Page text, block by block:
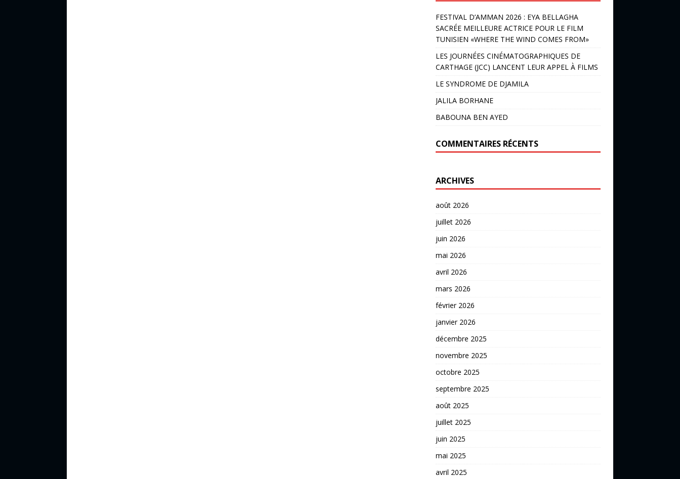
FESTIVAL D’AMMAN 2026 : EYA BELLAGHA
SACRÉE MEILLEURE ACTRICE POUR LE FILM
TUNISIEN «WHERE THE WIND COMES FROM»
LES JOURNÉES CINÉMATOGRAPHIQUES DE
CARTHAGE (JCC) LANCENT LEUR APPEL À FILMS
LE SYNDROME DE DJAMILA
JALILA BORHANE
BABOUNA BEN AYED
COMMENTAIRES RÉCENTS
ARCHIVES
août 2026
juillet 2026
juin 2026
mai 2026
avril 2026
mars 2026
février 2026
janvier 2026
décembre 2025
novembre 2025
octobre 2025
septembre 2025
août 2025
juillet 2025
juin 2025
mai 2025
avril 2025